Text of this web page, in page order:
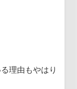
理由もやはり